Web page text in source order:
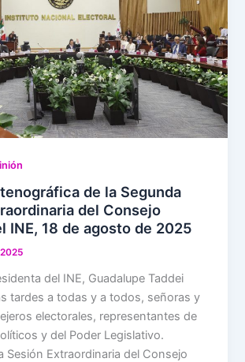
de la Segunda
del Consejo
INE, 18 de agosto de 2025
del INE, Guadalupe Taddei
tardes a todas y a todos, señoras y
electorales, representantes de
y del Poder Legislativo.
Sesión Extraordinaria del Consejo